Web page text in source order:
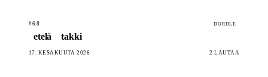
#68 DORDLE
etelä takki
17. KESÄKUUTA 2026 2 LAUTAA